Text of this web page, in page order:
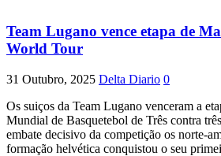
Team Lugano vence etapa de
World Tour
31 Outubro, 2025 Delta Diario 0
Os suiços da Team Lugano venceram a
Mundial de Basquetebol de Três contra
embate decisivo da competição os norte-
formação helvética conquistou o seu